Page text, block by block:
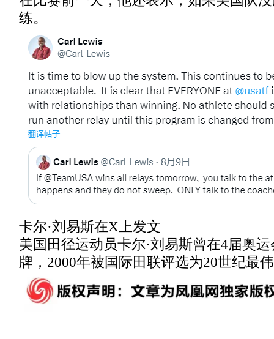
练。
卡尔·刘易斯在X上发文
美国田径运动员卡尔·刘易斯曾在4届奥
牌，2000年被国际田联评选为20世纪最